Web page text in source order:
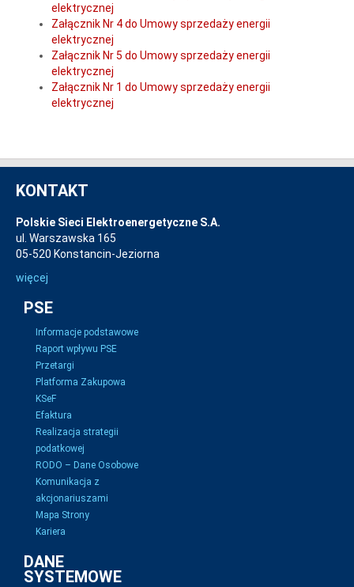
elektrycznej
Załącznik Nr 4 do Umowy sprzedaży energii
elektrycznej
Załącznik Nr 5 do Umowy sprzedaży energii
elektrycznej
Załącznik Nr 1 do Umowy sprzedaży energii
elektrycznej
KONTAKT
Polskie Sieci Elektroenergetyczne S.A.
ul. Warszawska 165
05-520 Konstancin-Jeziorna
więcej
PSE
Informacje podstawowe
Raport wpływu PSE
Przetargi
Platforma Zakupowa
KSeF
Efaktura
Realizacja strategii
podatkowej
RODO – Dane Osobowe
Komunikacja z
akcjonariuszami
Mapa Strony
Kariera
DANE
SYSTEMOWE